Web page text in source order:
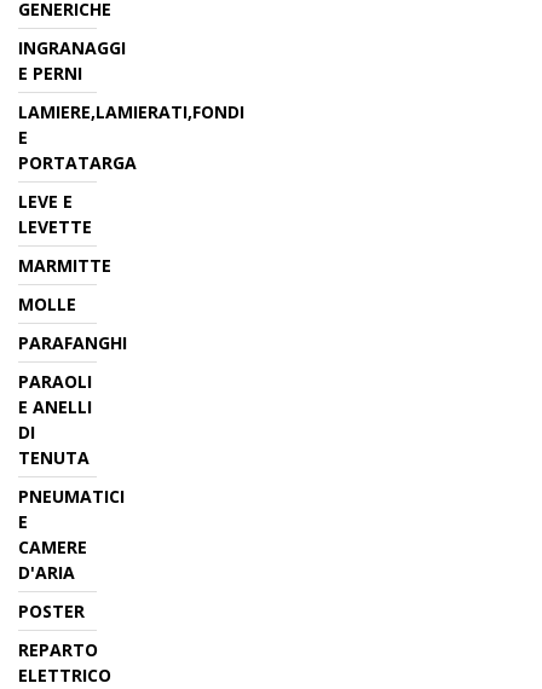
GENERICHE
INGRANAGGI
E PERNI
LAMIERE,LAMIERATI,FONDI
E
PORTATARGA
LEVE E
LEVETTE
MARMITTE
MOLLE
PARAFANGHI
PARAOLI
E ANELLI
DI
TENUTA
PNEUMATICI
E
CAMERE
D'ARIA
POSTER
REPARTO
ELETTRICO